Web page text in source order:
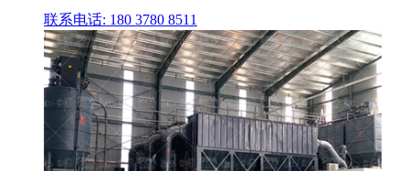
联系电话: 180 3780 8511